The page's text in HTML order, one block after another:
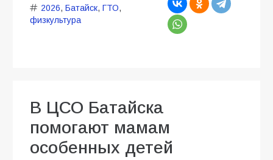
2026, Батайск, ГТО,
физкультура
В ЦСО Батайска
помогают мамам
особенных детей